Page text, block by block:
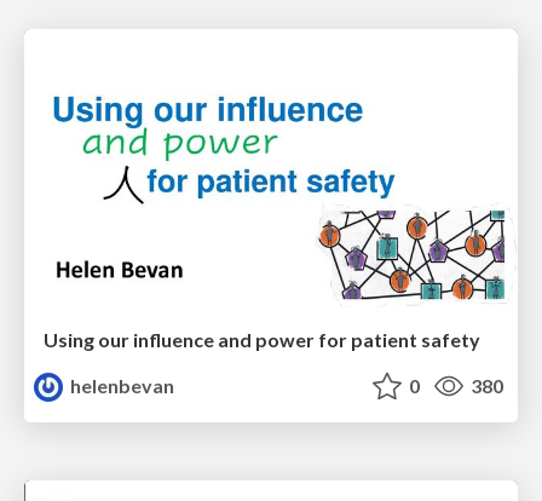
Using our influence and power for patient safety
helenbevan
0 380